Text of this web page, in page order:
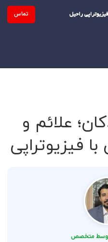
تماس
علائم و
فیزیوتراپی
متخصص